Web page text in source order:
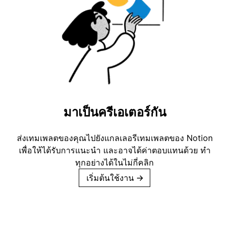
มาเป็นครีเอเตอร์กัน
ส่งเทมเพลตของคุณไปยังแกลเลอรีเทมเพลตของ Notion
เพื่อให้ได้รับการแนะนำ และอาจได้ค่าตอบแทนด้วย ทำ
ทุกอย่างได้ในไม่กี่คลิก
เริ่มต้นใช้งาน →